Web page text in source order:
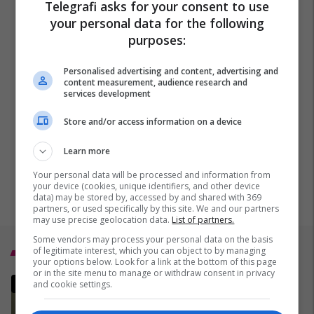
Top 5
MINUTË PAS MINUTE: Gjithçka
rreth sulmeve të Izraelit dhe
Telegrafi asks for your consent to use
your personal data for the following
purposes:
Personalised advertising and content, advertising and
content measurement, audience research and
services development
Store and/or access information on a device
Learn more
Your personal data will be processed and information from
your device (cookies, unique identifiers, and other device
data) may be stored by, accessed by and shared with 369
partners, or used specifically by this site. We and our partners
may use precise geolocation data. List of partners.
Some vendors may process your personal data on the basis
of legitimate interest, which you can object to by managing
your options below. Look for a link at the bottom of this page
or in the site menu to manage or withdraw consent in privacy
and cookie settings.